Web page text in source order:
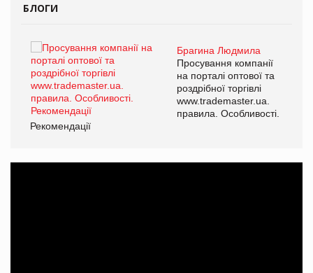
БЛОГИ
Брагина Людмила
Просування компанії
на порталі оптової та
роздрібної торгівлі
www.trademaster.ua.
правила. Особливості.
Рекомендації